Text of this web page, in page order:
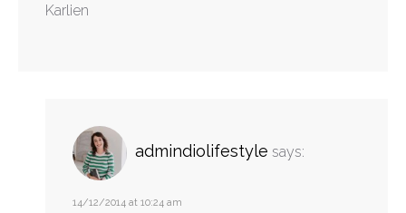
Karlien
admindiolifestyle says:
14/12/2014 at 10:24 am